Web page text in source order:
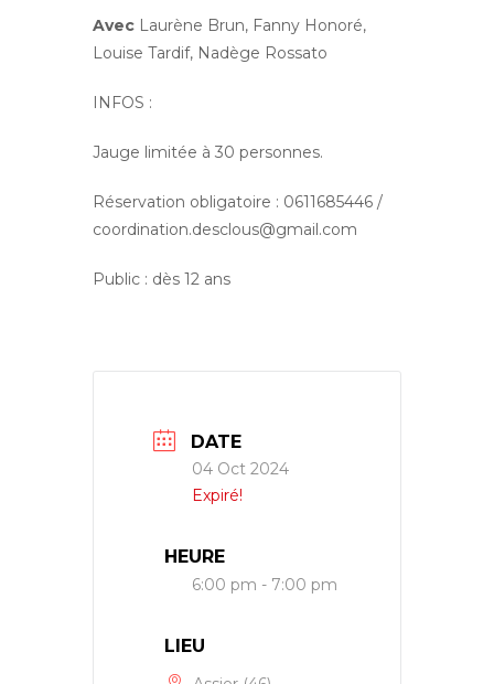
Avec Laurène Brun, Fanny Honoré,
Louise Tardif, Nadège Rossato
INFOS :
Jauge limitée à 30 personnes.
Réservation obligatoire : 0611685446 /
coordination.desclous@gmail.com
Public : dès 12 ans
DATE
04 Oct 2024
Expiré!
HEURE
6:00 pm - 7:00 pm
LIEU